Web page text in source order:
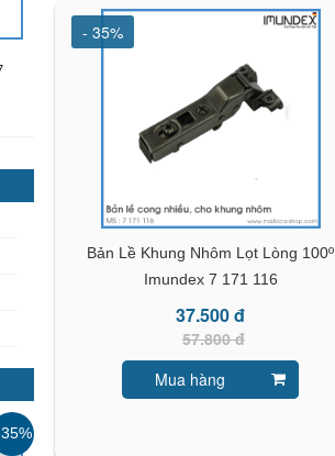
35%
- 35%
Bản Lề Khung Nhôm Lọt Lòng 100º
Imundex 7 171 116
37.500 đ
57.800 đ
Mua hàng